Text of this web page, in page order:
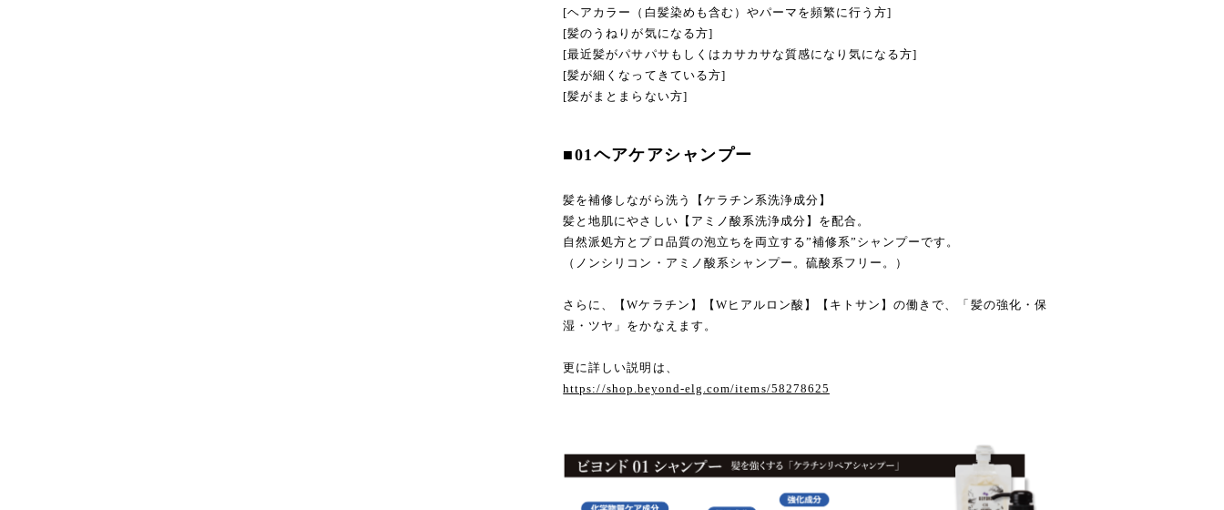
[ヘアカラー（白髪染めも含む）やパーマを頻繁に行う方]
[髪のうねりが気になる方]
[最近髪がパサパサもしくはカサカサな質感になり気になる方]
[髪が細くなってきている方]
[髪がまとまらない方]
■01ヘアケアシャンプー
髪を補修しながら洗う【ケラチン系洗浄成分】
髪と地肌にやさしい【アミノ酸系洗浄成分】を配合。
自然派処方とプロ品質の泡立ちを両立する”補修系”シャンプーです。
（ノンシリコン・アミノ酸系シャンプー。硫酸系フリー。）
さらに、【Wケラチン】【Wヒアルロン酸】【キトサン】の働きで、「髪の強化・保
湿・ツヤ」をかなえます。
更に詳しい説明は、
https://shop.beyond-elg.com/items/58278625